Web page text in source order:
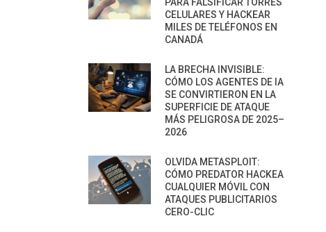
CELULARES Y HACKEAR
MILES DE TELÉFONOS EN
CANADÁ
LA BRECHA INVISIBLE:
CÓMO LOS AGENTES DE IA
SE CONVIRTIERON EN LA
SUPERFICIE DE ATAQUE
MÁS PELIGROSA DE 2025–
2026
OLVIDA METASPLOIT:
CÓMO PREDATOR HACKEA
CUALQUIER MÓVIL CON
ATAQUES PUBLICITARIOS
CERO-CLIC